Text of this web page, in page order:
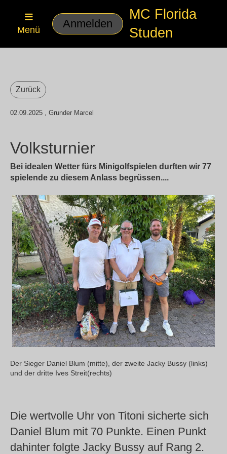
MC Florida
Studen
Anmelden
Menü
Zurück
02.09.2025 , Grunder Marcel
Volksturnier
Bei idealen Wetter fürs Minigolfspielen durften wir 77
spielende zu diesem Anlass begrüssen....
Der Sieger Daniel Blum (mitte), der zweite Jacky Bussy (links)
und der dritte Ives Streit(rechts)
Die wertvolle Uhr von Titoni sicherte sich
Daniel Blum mit 70 Punkte. Einen Punkt
dahinter folgte Jacky Bussy auf Rang 2.